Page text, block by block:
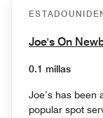
Joe's On
0.1 millas
Joe’s has been
popular spot